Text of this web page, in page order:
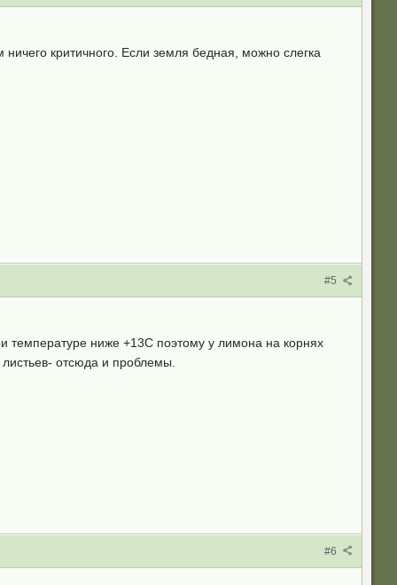
критичного. Если земля бедная, можно слегка
#5
температуре ниже +13С поэтому у лимона на корнях
отсюда и проблемы.
#6